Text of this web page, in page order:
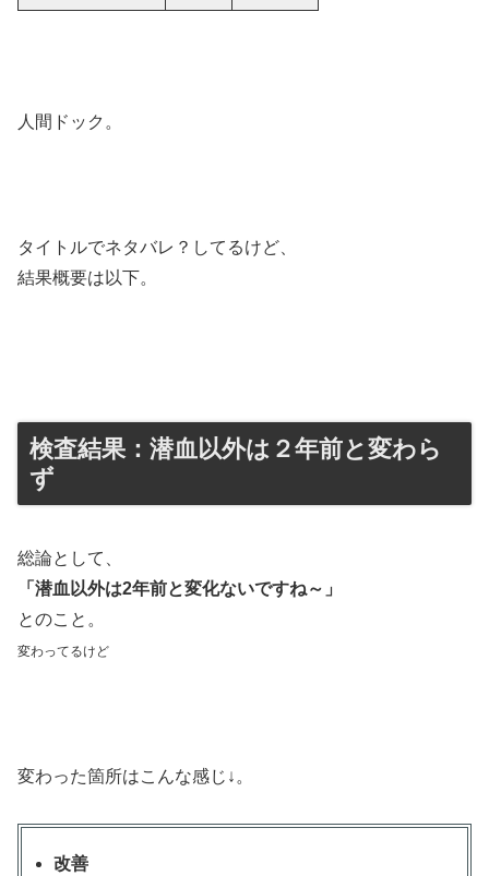
人間ドック。
タイトルでネタバレ？してるけど、
結果概要は以下。
検査結果：潜血以外は２年前と変わら
ず
総論として、
「潜血以外は2年前と変化ないですね～」
とのこと。
変わってるけど
変わった箇所はこんな感じ↓。
改善